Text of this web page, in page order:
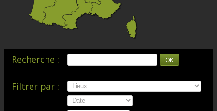
Recherche : OK
Filtrer par :